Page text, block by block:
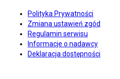
Polityka Prywatności
Zmiana ustawień zgód
Regulamin serwisu
Informacje o nadawcy
Deklaracja dostępności